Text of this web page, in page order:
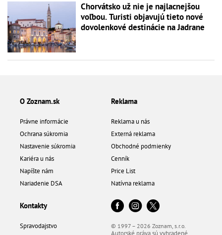
Chorvátsko už nie je najlacnejšou
voľbou. Turisti objavujú tieto nové
dovolenkové destinácie na Jadrane
O Zoznam.sk
Právne informácie
Ochrana súkromia
Nastavenie súkromia
Kariéra u nás
Napíšte nám
Nariadenie DSA
Reklama
Reklama u nás
Externá reklama
Obchodné podmienky
Cenník
Price List
Natívna reklama
Kontakty
Spravodajstvo
© 1997 – 2026 Zoznam, s.r.o.